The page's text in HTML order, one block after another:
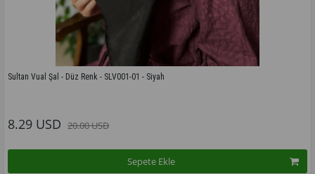
Sultan Vual Şal - Düz Renk - SLV001-01 - Siyah
Bu modelin tüm renkleri için tıklayınız
8.29 USD 20.00 USD
Sepete Ekle